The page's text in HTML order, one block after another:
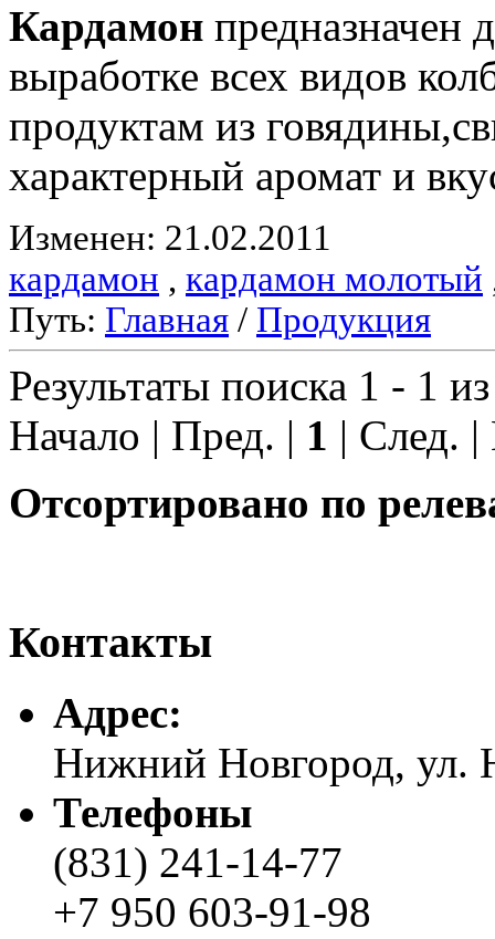
Кардамон предназначен
выработке всех видов
продуктам из
характерный аромат и
Изменен: 21.02.2011
кардамон , кардамон молотый
Путь: Главная / Продукция
Результаты поиска 1 - 1
Начало | Пред. | 1 | След.
Отсортировано по
Контакты
Адреc:
Нижний Новгород, ул.
Телефоны
(831) 241-14-77
+7 950 603-91-98